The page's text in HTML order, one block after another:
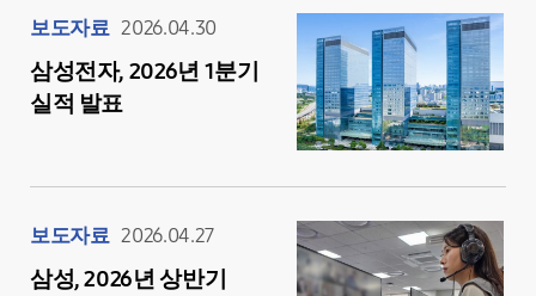
보도자료 2026.04.30
삼성전자, 2026년 1분기
실적 발표
보도자료 2026.04.27
삼성, 2026년 상반기